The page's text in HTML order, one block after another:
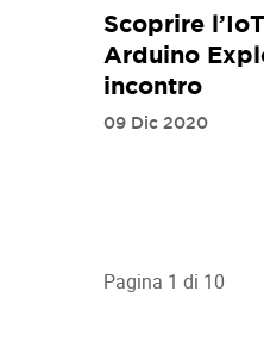
Scoprire
Arduino
incontro
09 Dic 2020
Pagina 1 di 10